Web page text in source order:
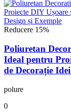
Reducere 15%
Poliuretan
Ideal pentru
de Decorație
polure
0